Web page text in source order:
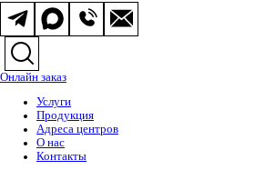
Онлайн заказ
Услуги
Продукция
Адреса центров
О нас
Контакты